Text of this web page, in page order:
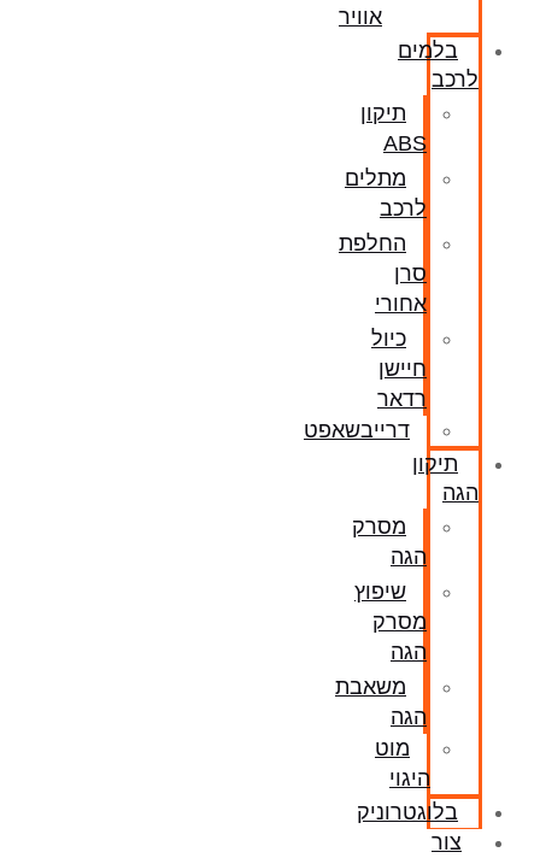
אוויר
בלמים
לרכב
תיקון
ABS
מתלים
לרכב
החלפת
סרן
אחורי
כיול
חיישן
רדאר
דרייבשאפט
תיקון
הגה
מסרק
הגה
שיפוץ
מסרק
הגה
משאבת
הגה
מוט
היגוי
בלוגטרוניק
צור